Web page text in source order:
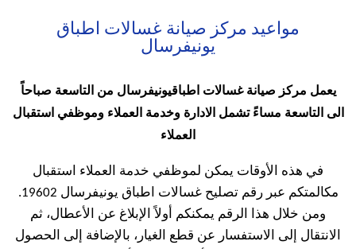
مواعيد مركز صيانة غسالات اطباق
يونيفرسال
يعمل مركز صيانة غسالات اطباقيونيفرسال من التاسعة صباحاً
الى التاسعة مساءً تشمل الادارة وخدمة العملاء وموظفي استقبال
العملاء
في هذه الأوقات يمكن لموظفي خدمة العملاء استقبال
مكالمتكم عبر رقم تصليح غسالات اطباق يونيفرسال 19602.
ومن خلال هذا الرقم يمكنكم أولاً الإبلاغ عن الأعطال، ثم
الانتقال إلى الاستفسار عن قطع الغيار، بالإضافة إلى الحصول